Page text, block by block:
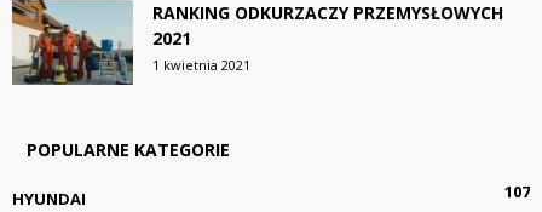
RANKING ODKURZACZY PRZEMYSŁOWYCH
2021
1 kwietnia 2021
POPULARNE KATEGORIE
HYUNDAI
107